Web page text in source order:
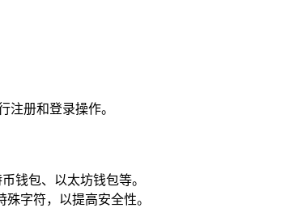
注册和登录操作。
钱包、以太坊钱包等。
字符，以提高安全性。